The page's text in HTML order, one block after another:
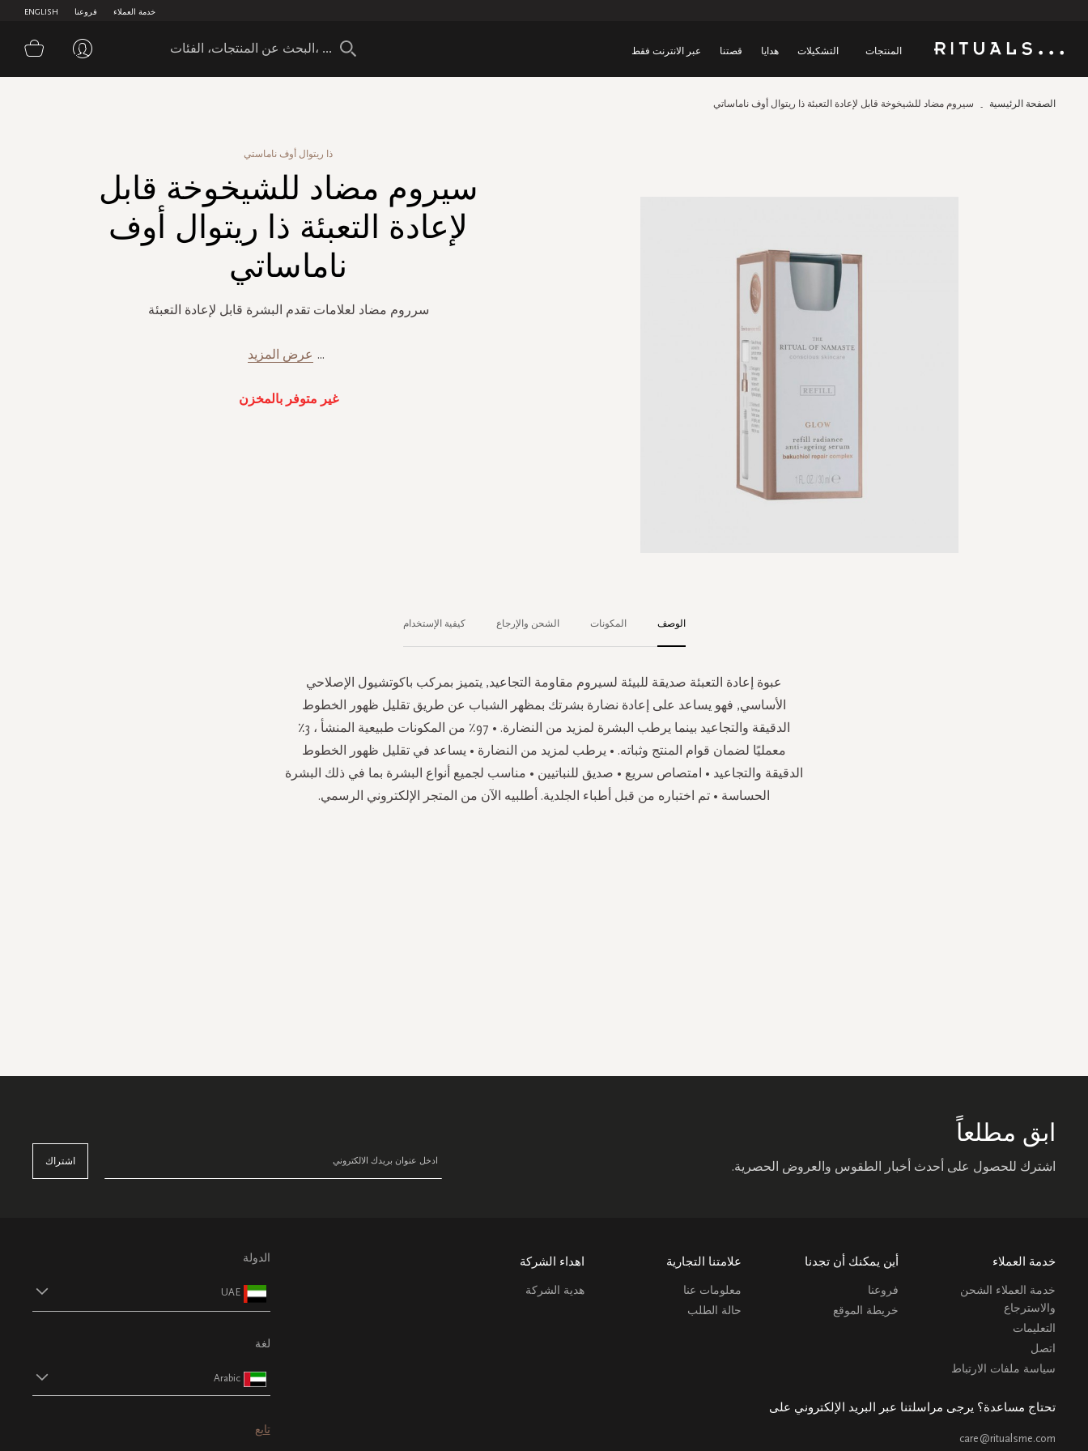
ENGLISH فروعنا خدمة العملاء
المنتجات التشكيلات هدايا قصتنا عبر الانترنت فقط سلة
الصفحة الرئيسية سيروم مضاد للشيخوخة قابل لإعادة التعبئة ذا ريتوال أوف ناماساتي
ذا ريتوال أوف ناماستي
سيروم مضاد للشيخوخة قابل
لإعادة التعبئة ذا ريتوال أوف
ناماساتي
سرروم مضاد لعلامات تقدم البشرة قابل لإعادة التعبئة
... عرض المزيد
غير متوفر بالمخزن
الوصف
عبوة إعادة التعبئة صديقة للبيئة لسيروم مقاومة التجاعيد, يتميز بمركب باكوتشيول الإصلاحي
الأساسي, فهو يساعد على إعادة نضارة بشرتك بمظهر الشباب عن طريق تقليل ظهور الخطوط
الدقيقة والتجاعيد بينما يرطب البشرة لمزيد من النضارة. • 97٪ من المكونات طبيعية المنشأ ، 3٪
معمليًا لضمان قوام المنتج وثباته. • يرطب لمزيد من النضارة • يساعد في تقليل ظهور الخطوط
الدقيقة والتجاعيد • امتصاص سريع • صديق للنباتيين • مناسب لجميع أنواع البشرة بما في ذلك البشرة
الحساسة • تم اختباره من قبل أطباء الجلدية. أطلبيه الآن من المتجر الإلكتروني الرسمي.
المكونات الشحن والإرجاع كيفية الإستخدام
ابق مطلعاً
اشترك للحصول على أحدث أخبار الطقوس والعروض الحصرية. اشتراك
خدمة العملاء
خدمة العملاء الشحن
والاسترجاع
التعليمات
اتصل
سياسة ملفات الارتباط
أين يمكنك أن تجدنا
فروعنا
خريطة الموقع
علامتنا التجارية
معلومات عنا
حالة الطلب
اهداء الشركة
هدية الشركة
تحتاج مساعدة؟ يرجى مراسلتنا عبر البريد الإلكتروني على
care@ritualsme.com
الدولة
UAE
لغة
Arabic
تابع